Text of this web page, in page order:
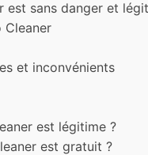
est sans danger et
Cleaner
et inconvénients
est légitime ?
est gratuit ?